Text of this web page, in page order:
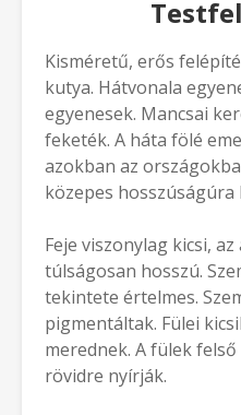
Kisméretű, erős
kutya. Hátvonala
egyenesek. Mancsai
feketék. A háta fölé
azokban az
közepes
Feje viszonylag kicsi,
túlságosan hosszú.
tekintete értelmes.
pigmentáltak. Fülei
merednek. A fülek
rövidre nyírják.